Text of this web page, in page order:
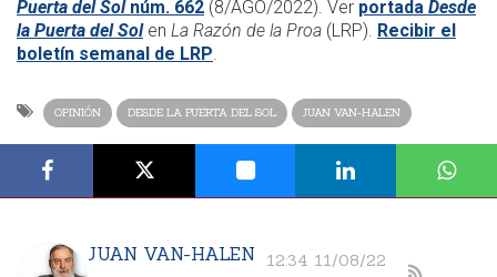
Puerta del Solnúm. 662 (8/AGO/2022). Ver portada Desde
la Puerta del Solen La Razón de la Proa (LRP). Recibir el
boletín semanal de LRP.
OPINIÓN DESDE LA PUERTA DEL SOL JUAN VAN-HALEN
JUAN VAN-HALEN 12:34 11/08/22